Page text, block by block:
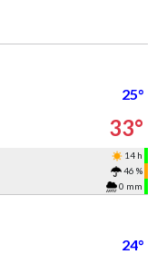
25°
33°
14 h
46 %
0 mm
24°